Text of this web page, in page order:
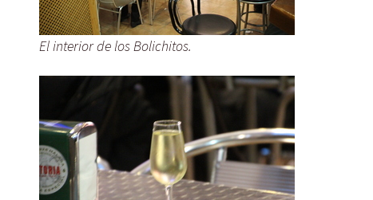
El interior de los Bolichitos.